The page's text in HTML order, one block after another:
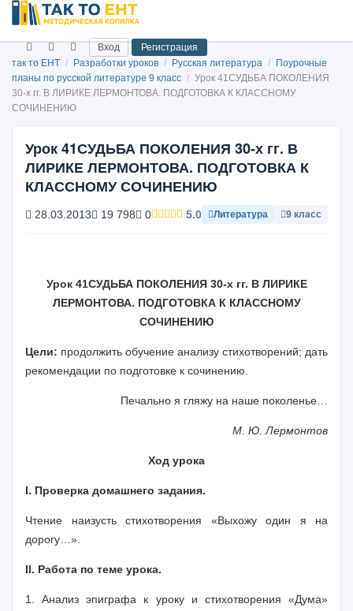
Вход
Регистрация
так то ЕНТ / Разработки уроков / Русская литература /
Поурочные
планы по русской литературе 9 класс / Урок 41СУДЬБА ПОКОЛЕНИЯ
30-х гг. В ЛИРИКЕ ЛЕРМОНТОВА. ПОДГОТОВКА К КЛАССНОМУ
СОЧИНЕНИЮ
Урок 41СУДЬБА ПОКОЛЕНИЯ 30-х гг. В
ЛИРИКЕ ЛЕРМОНТОВА. ПОДГОТОВКА К
КЛАССНОМУ СОЧИНЕНИЮ
28.03.2013 19 798 0 5.0 Литература 9 класс
Урок 41СУДЬБА ПОКОЛЕНИЯ 30-х гг. В ЛИРИКЕ
ЛЕРМОНТОВА. ПОДГОТОВКА К КЛАССНОМУ
СОЧИНЕНИЮ
Цели: продолжить обучение анализу стихотворений; дать
рекомендации по подготовке к сочинению.
Печально я гляжу на наше поколенье…
М. Ю. Лермонтов
Ход урока
I. Проверка домашнего задания.
Чтение наизусть стихотворения «Выхожу один я на
дорогу…».
II. Работа по теме урока.
1.Анализ эпиграфа к уроку и стихотворения «Дума»